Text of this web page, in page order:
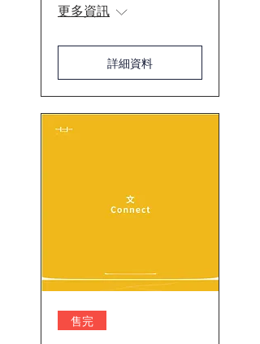
更多資訊
詳細資料
售完